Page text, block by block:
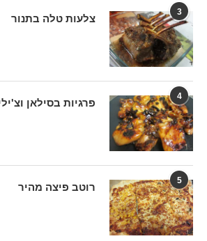
3
צלעות טלה בתנור
4
פרגיות בסילאן
5
רוטב פיצה מהיר